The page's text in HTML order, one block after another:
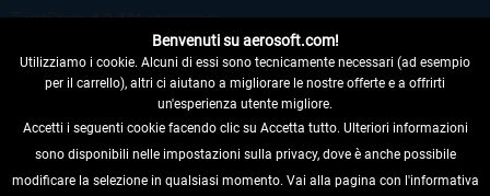
RECEDERE DAL CONTRATTO
Benvenuti su aerosoft.com!
Utilizziamo i cookie. Alcuni di essi sono tecnicamente necessari (ad esempio
per il carrello), altri ci aiutano a migliorare le nostre offerte e a offrirti
un'esperienza utente migliore.
Accetti i seguenti cookie facendo clic su Accetta tutto. Ulteriori informazioni
sono disponibili nelle impostazioni sulla privacy, dove è anche possibile
modificare la selezione in qualsiasi momento. Vai alla pagina con l'informativa